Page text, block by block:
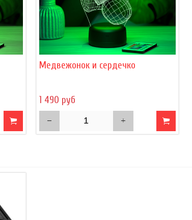
Медвежонок и сердечко
1 490 руб